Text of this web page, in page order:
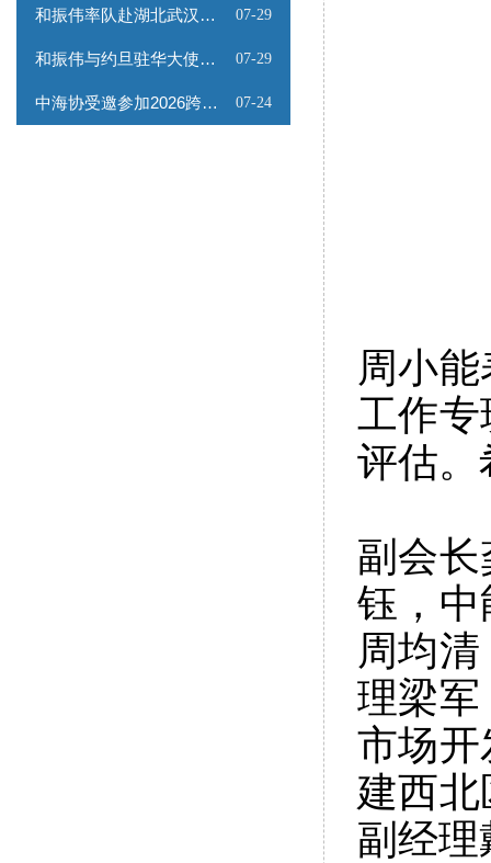
和振伟率队赴湖北武汉调研 07-29
和振伟与约旦驻华大使会谈 07-29
中海协受邀参加2026跨境能源矿产出海专题路演会 07-24
周小
工作专
评估。
副会
钰，中
周均
理梁军
市场开
建西
副经理